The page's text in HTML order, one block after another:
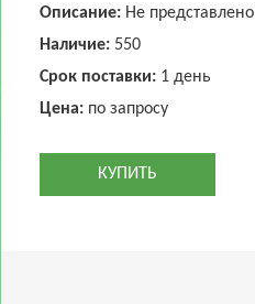
Описание: Не представлено
Наличие: 550
Срок поставки: 1 день
Цена: по запросу
КУПИТЬ